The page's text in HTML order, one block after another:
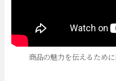
商品の魅力を伝えるため